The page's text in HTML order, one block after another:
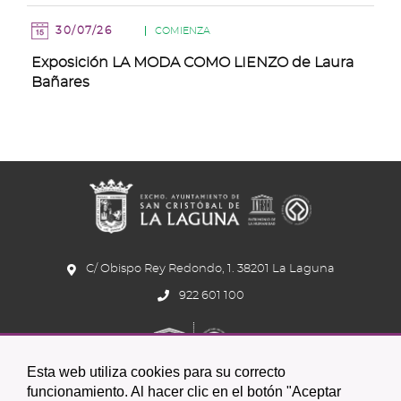
Esta web utiliza cookies para su correcto
funcionamiento. Al hacer clic en el botón "Aceptar
30/07/26 COMIENZA
Exposición LA MODA COMO LIENZO de Laura
Bañares
C/ Obispo Rey Redondo, 1. 38201 La Laguna
922 601 100